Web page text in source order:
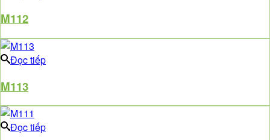
M112
Đọc tiếp
M113
Đọc tiếp